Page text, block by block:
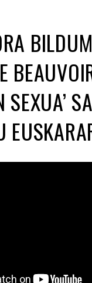
SEXUA’